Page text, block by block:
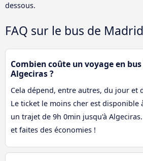
dessous.
FAQ sur le bus de
Combien coûte un voyage en
Algeciras ?
Cela dépend, entre autres, du jour et
Le ticket le moins cher est disponible
un trajet de 9h 0min jusqu'à
et faites des économies !